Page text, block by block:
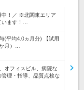
中！／ ※北関東エリア
います！…
(平均4.0ヵ月分) 【試用
月）…
オフィスビル、病院な
理・指導、品質点検な